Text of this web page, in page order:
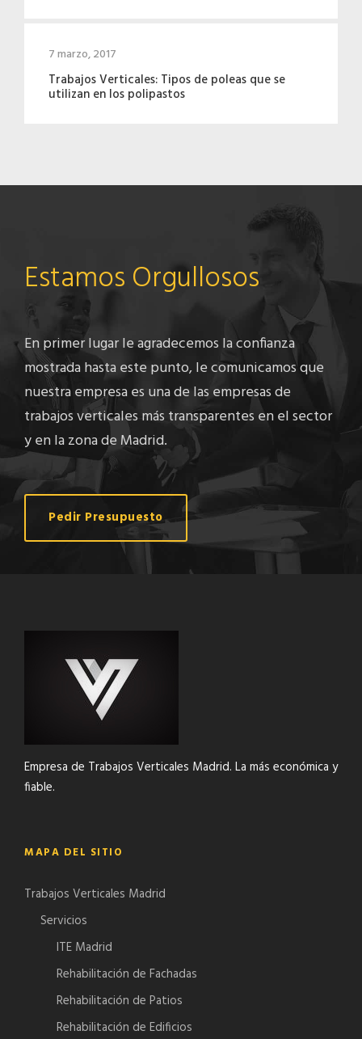
7 marzo, 2017
Trabajos Verticales: Tipos de poleas que se
utilizan en los polipastos
Estamos Orgullosos
En primer lugar le agradecemos la confianza
mostrada hasta este punto, le comunicamos que
nuestra empresa es una de las empresas de
trabajos verticales más transparentes en el sector
y en la zona de Madrid.
Pedir Presupuesto
Empresa de Trabajos Verticales Madrid. La más económica y
fiable.
MAPA DEL SITIO
Trabajos Verticales Madrid
Servicios
ITE Madrid
Rehabilitación de Fachadas
Rehabilitación de Patios
Rehabilitación de Edificios